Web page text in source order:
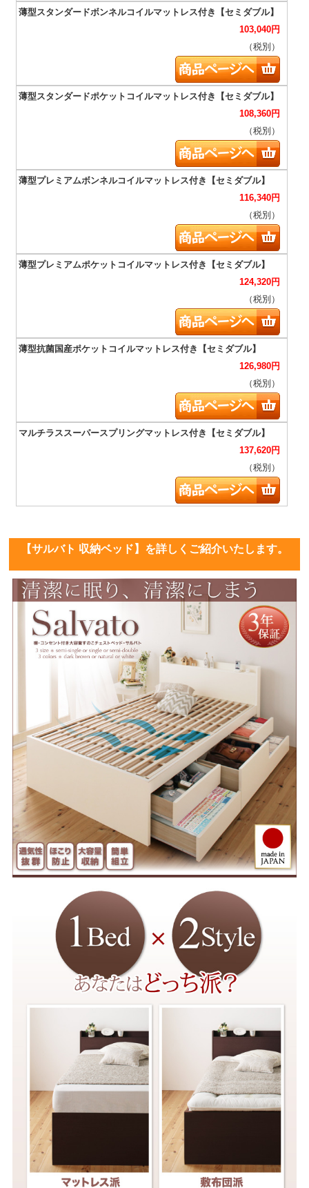
103,040円
（税別）
108,360円
（税別）
116,340円
（税別）
124,320円
（税別）
126,980円
（税別）
137,620円
（税別）
【サルバト 収納ベッド】を詳しくご紹介いたします。